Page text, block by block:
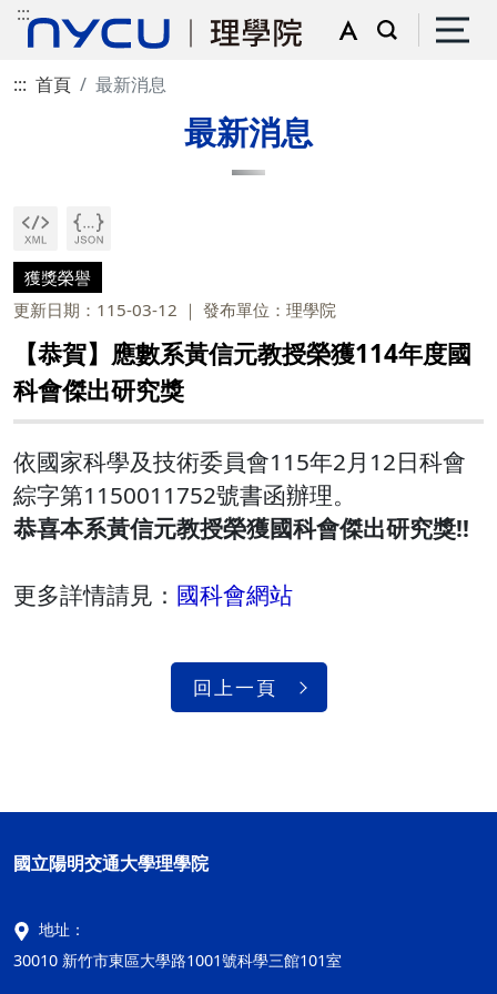
:::
::: 首頁 最新消息
最新消息
獲獎榮譽
更新日期：115-03-12
發布單位：理學院
【恭賀】應數系黃信元教授榮獲114年度國
科會傑出研究獎
依國家科學及技術委員會115年2月12日科會
綜字第1150011752號書函辦理。
恭喜本系黃信元教授榮獲國科會傑出研究獎!!
更多詳情請見： 國科會網站
回上一頁
國立陽明交通大學理學院
地址：
30010 新竹市東區大學路1001號科學三館101室